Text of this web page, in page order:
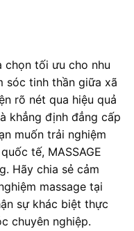
chọn tối ưu cho nhu
sóc tinh thần giữa xã
rõ nét qua hiệu quả
khẳng định đẳng cấp
muốn trải nghiệm
tế, MASSAGE
Hãy chia sẻ cảm
massage tại
sự khác biệt thực
chuyên nghiệp.